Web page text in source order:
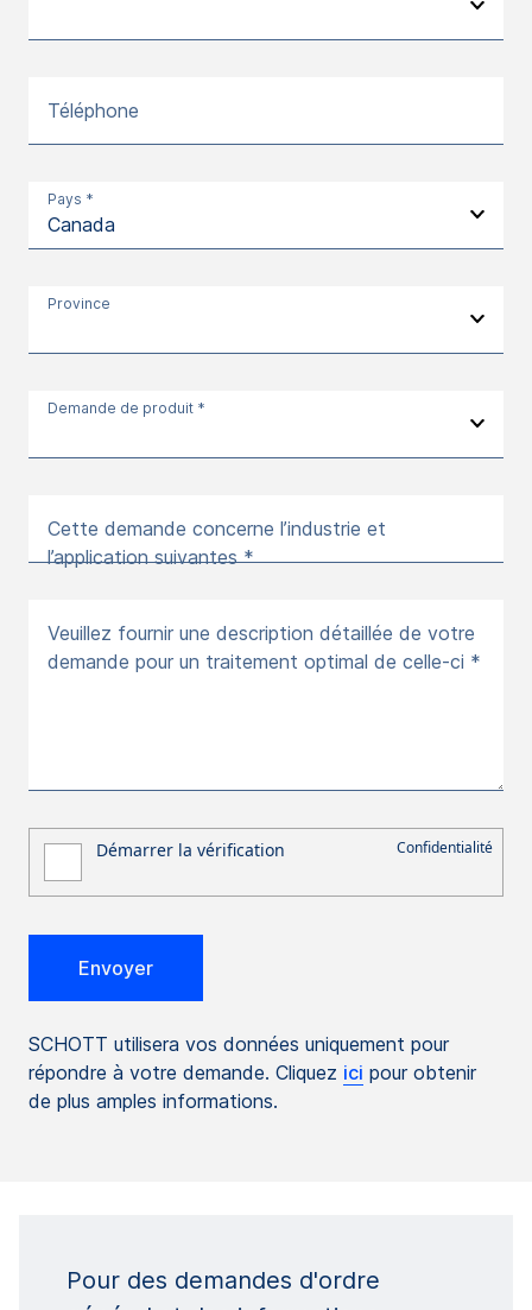
Téléphone
Pays *
Province
Demande de produit *
Cette demande concerne l’industrie et
l’application suivantes *
Veuillez fournir une description détaillée de votre
demande pour un traitement optimal de celle-ci *
SCHOTT utilisera vos données uniquement pour
répondre à votre demande. Cliquez ici pour obtenir
de plus amples informations.
Pour des demandes d'ordre